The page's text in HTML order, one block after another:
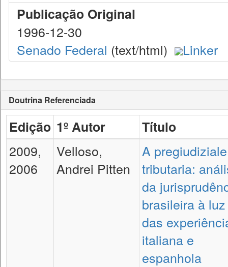
Publicação Original
1996-12-30
Senado Federal (text/html) Linker
Doutrina Referenciada
Edição 1º Autor
Título
2009,
2006
Velloso,
Andrei Pitten
A pregiudiziale
tributaria:
da
brasileira à luz
das
italiana e
espanhola